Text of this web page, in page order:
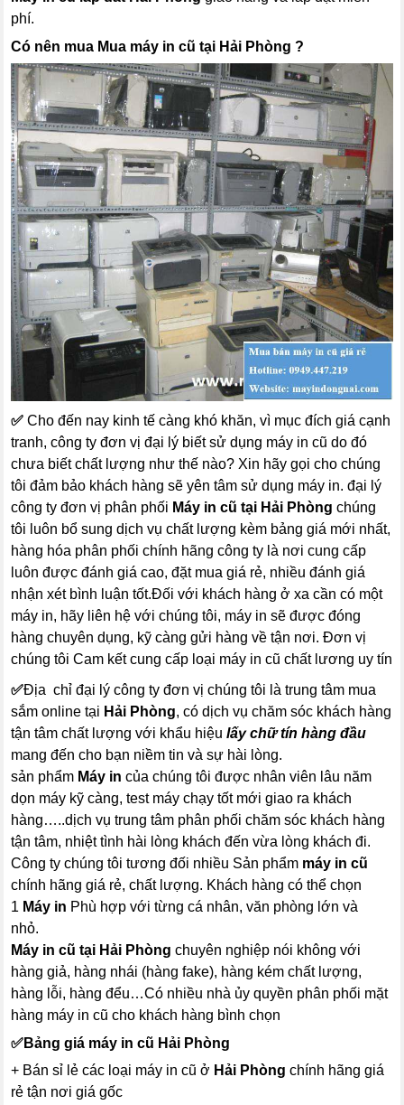
phí.
Có nên mua Mua máy in cũ tại Hải Phòng ?
✅ Cho đến nay kinh tế càng khó khăn, vì mục đích giá cạnh
tranh, công ty đơn vị đại lý biết sử dụng máy in cũ do đó
chưa biết chất lượng như thế nào? Xin hãy gọi cho chúng
tôi đảm bảo khách hàng sẽ yên tâm sử dụng máy in. đại lý
công ty đơn vị phân phối Máy in cũ tại Hải Phòng chúng
tôi luôn bổ sung dịch vụ chất lượng kèm bảng giá mới nhất,
hàng hóa phân phối chính hãng công ty là nơi cung cấp
luôn được đánh giá cao, đặt mua giá rẻ, nhiều đánh giá
nhận xét bình luận tốt.Đối với khách hàng ở xa cần có một
máy in, hãy liên hệ với chúng tôi, máy in sẽ được đóng
hàng chuyên dụng, kỹ càng gửi hàng về tận nơi. Đơn vị
chúng tôi Cam kết cung cấp loại máy in cũ chất lương uy tín
✅Địa chỉ đại lý công ty đơn vị chúng tôi là trung tâm mua
sắm online tại Hải Phòng, có dịch vụ chăm sóc khách hàng
tận tâm chất lượng với khẩu hiệulấy chữ tín hàng đầu
mang đến cho bạn niềm tin và sự hài lòng.
sản phẩm Máy in của chúng tôi được nhân viên lâu năm
dọn máy kỹ càng, test máy chạy tốt mới giao ra khách
hàng…..dịch vụ trung tâm phân phối chăm sóc khách hàng
tận tâm, nhiệt tình hài lòng khách đến vừa lòng khách đi.
Công ty chúng tôi tương đối nhiều Sản phẩm máy in cũ
chính hãng giá rẻ, chất lượng. Khách hàng có thể chọn
1 Máy in Phù hợp với từng cá nhân, văn phòng lớn và
nhỏ.
Máy in cũ tại Hải Phòng chuyên nghiệp nói không với
hàng giả, hàng nhái (hàng fake), hàng kém chất lượng,
hàng lỗi, hàng đểu…Có nhiều nhà ủy quyền phân phối mặt
hàng máy in cũ cho khách hàng bình chọn
✅Bảng giá máy in cũ Hải Phòng
+ Bán sỉ lẻ các loại máy in cũ ở Hải Phòng chính hãng giá
rẻ tận nơi giá gốc